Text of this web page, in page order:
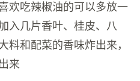
欢吃辣椒油的可以多放一
入几片香叶、桂皮、八
料和配菜的香味炸出来，
来